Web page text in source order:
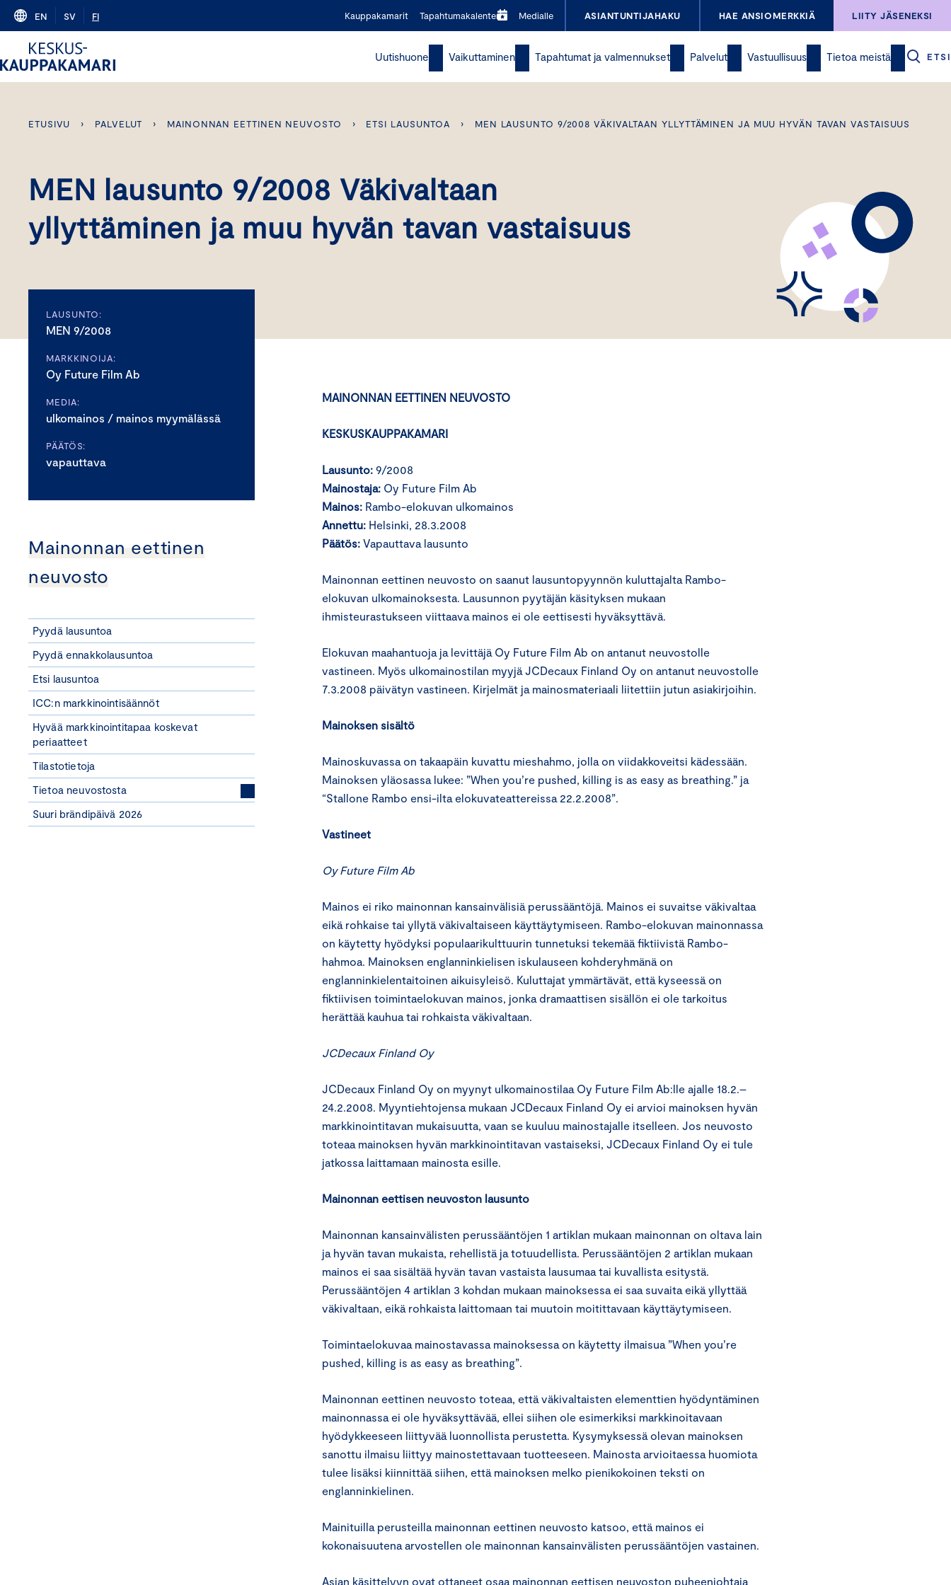
Skip
content
EN SV FI Kauppakamarit Tapahtumakalenteri Medialle ASIANTUNTIJAHAKU HAE ANSIOMERKKIÄ LIITY JÄSENEKSI
Uutishuone Vaikuttaminen Tapahtumat ja valmennukset Palvelut Vastuullisuus Tietoa meistä ETSI
ETUSIVU › PALVELUT › MAINONNAN EETTINEN NEUVOSTO › ETSI LAUSUNTOA › MEN LAUSUNTO 9/2008 VÄKIVALTAAN YLLYTTÄMINEN JA MUU HYVÄN TAVAN VASTAISUUS
MEN lausunto 9/2008 Väkivaltaan
yllyttäminen ja muu hyvän tavan vastaisuus
LAUSUNTO:
MEN 9/2008
MARKKINOIJA:
Oy Future Film Ab
MEDIA:
ulkomainos / mainos myymälässä
PÄÄTÖS:
vapauttava
Mainonnan eettinen
neuvosto
Pyydä lausuntoa
Pyydä ennakkolausuntoa
Etsi lausuntoa
ICC:n markkinointisäännöt
Hyvää markkinointitapaa koskevat
periaatteet
Tilastotietoja
Tietoa neuvostosta
Suuri brändipäivä 2026
MAINONNAN EETTINEN NEUVOSTO
KESKUSKAUPPAKAMARI
Lausunto: 9/2008
Mainostaja: Oy Future Film Ab
Mainos: Rambo-elokuvan ulkomainos
Annettu: Helsinki, 28.3.2008
Päätös: Vapauttava lausunto
Mainonnan eettinen neuvosto on saanut lausuntopyynnön kuluttajalta Rambo-
elokuvan ulkomainoksesta. Lausunnon pyytäjän käsityksen mukaan
ihmisteurastukseen viittaava mainos ei ole eettisesti hyväksyttävä.
Elokuvan maahantuoja ja levittäjä Oy Future Film Ab on antanut neuvostolle
vastineen. Myös ulkomainostilan myyjä JCDecaux Finland Oy on antanut neuvostolle
7.3.2008 päivätyn vastineen. Kirjelmät ja mainosmateriaali liitettiin jutun asiakirjoihin.
Mainoksen sisältö
Mainoskuvassa on takaapäin kuvattu mieshahmo, jolla on viidakkoveitsi kädessään.
Mainoksen yläosassa lukee: ”When you’re pushed, killing is as easy as breathing.” ja
“Stallone Rambo ensi-ilta elokuvateattereissa 22.2.2008”.
Vastineet
Oy Future Film Ab
Mainos ei riko mainonnan kansainvälisiä perussääntöjä. Mainos ei suvaitse väkivaltaa
eikä rohkaise tai yllytä väkivaltaiseen käyttäytymiseen. Rambo-elokuvan mainonnassa
on käytetty hyödyksi populaarikulttuurin tunnetuksi tekemää fiktiivistä Rambo-
hahmoa. Mainoksen englanninkielisen iskulauseen kohderyhmänä on
englanninkielentaitoinen aikuisyleisö. Kuluttajat ymmärtävät, että kyseessä on
fiktiivisen toimintaelokuvan mainos, jonka dramaattisen sisällön ei ole tarkoitus
herättää kauhua tai rohkaista väkivaltaan.
JCDecaux Finland Oy
JCDecaux Finland Oy on myynyt ulkomainostilaa Oy Future Film Ab:lle ajalle 18.2.–
24.2.2008. Myyntiehtojensa mukaan JCDecaux Finland Oy ei arvioi mainoksen hyvän
markkinointitavan mukaisuutta, vaan se kuuluu mainostajalle itselleen. Jos neuvosto
toteaa mainoksen hyvän markkinointitavan vastaiseksi, JCDecaux Finland Oy ei tule
jatkossa laittamaan mainosta esille.
Mainonnan eettisen neuvoston lausunto
Mainonnan kansainvälisten perussääntöjen 1 artiklan mukaan mainonnan on oltava lain
ja hyvän tavan mukaista, rehellistä ja totuudellista. Perussääntöjen 2 artiklan mukaan
mainos ei saa sisältää hyvän tavan vastaista lausumaa tai kuvallista esitystä.
Perussääntöjen 4 artiklan 3 kohdan mukaan mainoksessa ei saa suvaita eikä yllyttää
väkivaltaan, eikä rohkaista laittomaan tai muutoin moitittavaan käyttäytymiseen.
Toimintaelokuvaa mainostavassa mainoksessa on käytetty ilmaisua ”When you’re
pushed, killing is as easy as breathing”.
Mainonnan eettinen neuvosto toteaa, että väkivaltaisten elementtien hyödyntäminen
mainonnassa ei ole hyväksyttävää, ellei siihen ole esimerkiksi markkinoitavaan
hyödykkeeseen liittyvää luonnollista perustetta. Kysymyksessä olevan mainoksen
sanottu ilmaisu liittyy mainostettavaan tuotteeseen. Mainosta arvioitaessa huomiota
tulee lisäksi kiinnittää siihen, että mainoksen melko pienikokoinen teksti on
englanninkielinen.
Mainituilla perusteilla mainonnan eettinen neuvosto katsoo, että mainos ei
kokonaisuutena arvostellen ole mainonnan kansainvälisten perussääntöjen vastainen.
Asian käsittelyyn ovat ottaneet osaa mainonnan eettisen neuvoston puheenjohtaja